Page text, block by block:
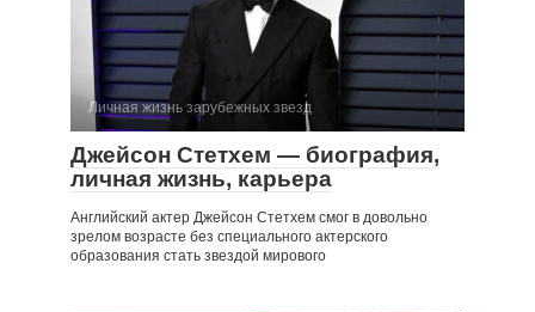
Личная жизнь зарубежных звезд
Джейсон Стетхем — биография,
личная жизнь, карьера
Английский актер Джейсон Стетхем смог в довольно
зрелом возрасте без специального актерского
образования стать звездой мирового